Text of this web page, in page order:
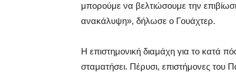
μπορούμε να βελτιώσουμε την
ανακάλυψη», δήλωσε ο Γουάχτερ.
Η επιστημονική διαμάχη για το κατά
σταματήσει. Πέρυσι, επιστήμονες του